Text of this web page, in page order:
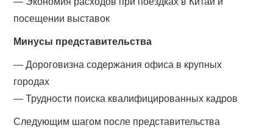
посещении выставок
Минусы представительства
— Дороговизна содержания офиса в крупных
городах
— Трудности поиска квалифицированных кадров
Следующим шагом после представительства